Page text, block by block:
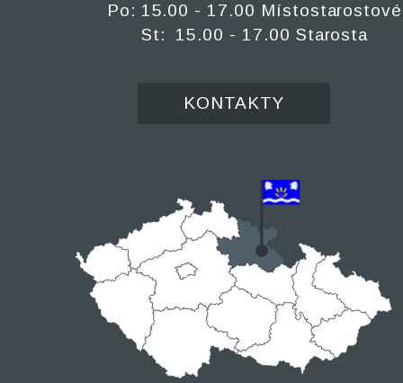
Po: 15.00 - 17.00 Místostarostové
St: 15.00 - 17.00 Starosta
KONTAKTY